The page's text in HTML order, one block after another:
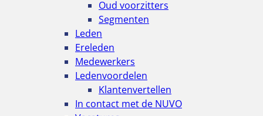
Oud voorzitters
Segmenten
Leden
Ereleden
Medewerkers
Ledenvoordelen
Klantenvertellen
In contact met de NUVO